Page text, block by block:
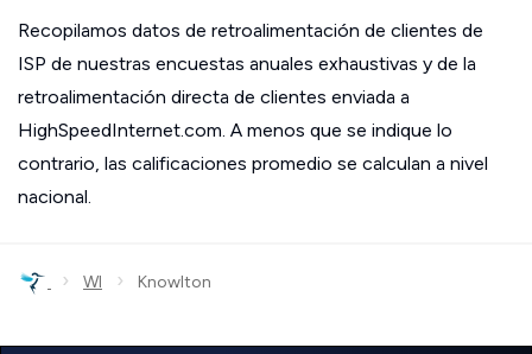
Recopilamos datos de retroalimentación de clientes de
ISP de nuestras encuestas anuales exhaustivas y de la
retroalimentación directa de clientes enviada a
HighSpeedInternet.com. A menos que se indique lo
contrario, las calificaciones promedio se calculan a nivel
nacional.
› WI › Knowlton